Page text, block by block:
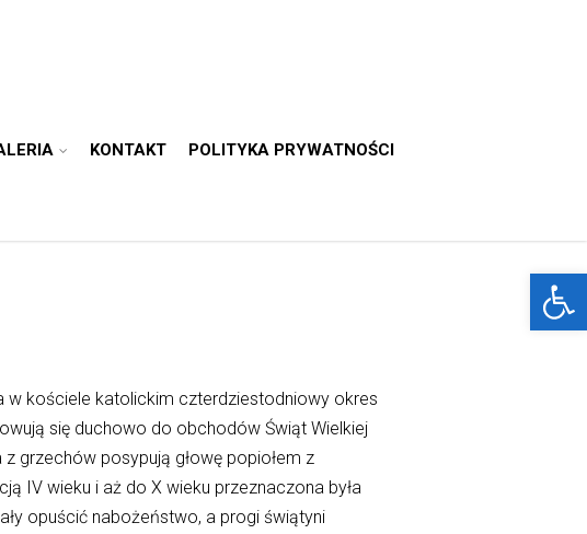
KONTAKT POLITYKA PRYWATNOŚCI
w kościele katolickim czterdziestodniowy okres
się duchowo do obchodów Świąt Wielkiej
grzechów posypują głowę popiołem z
IV wieku i aż do X wieku przeznaczona była
opuścić nabożeństwo, a progi świątyni